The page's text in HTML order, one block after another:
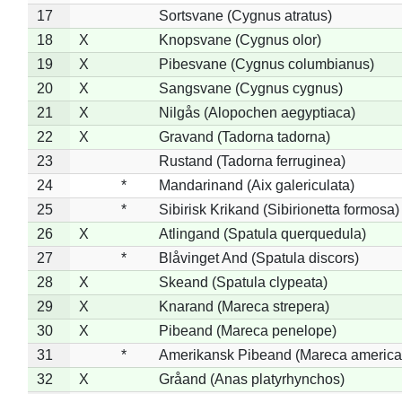
17
Sortsvane (Cygnus atratus)
18
X
Knopsvane (Cygnus olor)
19
X
Pibesvane (Cygnus columbianus)
20
X
Sangsvane (Cygnus cygnus)
21
X
Nilgås (Alopochen aegyptiaca)
22
X
Gravand (Tadorna tadorna)
23
Rustand (Tadorna ferruginea)
24
*
Mandarinand (Aix galericulata)
25
*
Sibirisk Krikand (Sibirionetta formosa)
26
X
Atlingand (Spatula querquedula)
27
*
Blåvinget And (Spatula discors)
28
X
Skeand (Spatula clypeata)
29
X
Knarand (Mareca strepera)
30
X
Pibeand (Mareca penelope)
31
*
Amerikansk Pibeand (Mareca
32
X
Gråand (Anas platyrhynchos)